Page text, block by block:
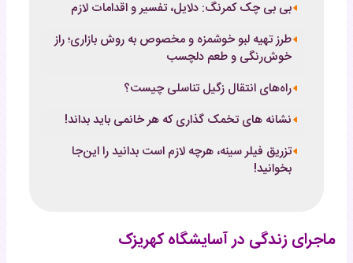
بی بی چک کمرنگ: دلایل، تفسیر و اقدامات لازم
طرز تهیه لبو خوشمزه و مخصوص به روش بازاری؛ راز
خوش‌رنگی و طعم دلچسب
راه‌های انتقال زگیل تناسلی چیست؟
نشانه های تخمک گذاری که هر خانمی باید بداند!
تزریق فیلر سینه، هرچه لازم است بدانید را این‌جا
بخوانید!
ماجرای زندگی در آسایشگاه کهریزک